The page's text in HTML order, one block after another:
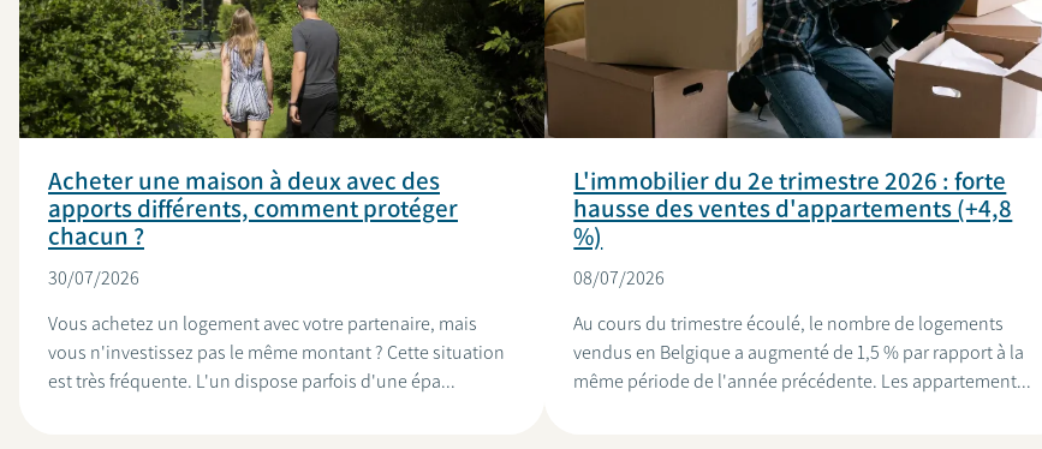
Acheter une maison à deux avec des
apports différents, comment protéger
chacun ?
30/07/2026
Vous achetez un logement avec votre partenaire, mais
vous n'investissez pas le même montant ? Cette situation
est très fréquente. L'un dispose parfois d'une épa...
L'immobilier du 2e trimestre 2026 : forte
hausse des ventes d'appartements (+4,8
%)
08/07/2026
Au cours du trimestre écoulé, le nombre de logements
vendus en Belgique a augmenté de 1,5 % par rapport à la
même période de l'année précédente. Les appartement...